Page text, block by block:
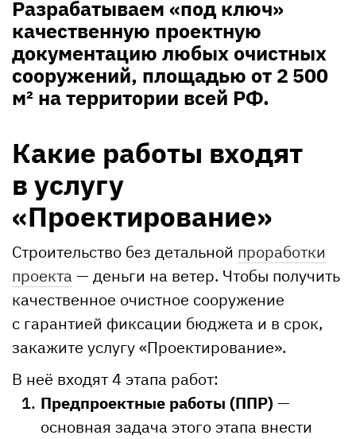
Разрабатываем «под ключ»
качественную проектную
документацию любых очистных
сооружений, площадью от 2 500
м² на территории всей РФ.
Какие работы входят
в услугу
«Проектирование»
Строительство без детальной проработки
проекта — деньги на ветер. Чтобы получить
качественное очистное сооружение
с гарантией фиксации бюджета и в срок,
закажите услугу «Проектирование».
В неё входят 4 этапа работ:
Предпроектные работы (ППР) —
основная задача этого этапа внести